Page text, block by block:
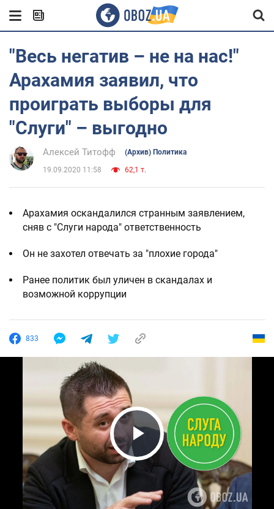
"Весь негатив – не на нас!"
Арахамия заявил, что
проиграть выборы для
"Слуги" – выгодно
Алексей Титофф (Архив) Политика
19.09.2020 11:58 62,1 т.
Арахамия оскандалился странным заявлением,
сняв с "Слуги народа" ответственность
Он не захотел отвечать за "плохие города"
Ранее политик был уличен в скандалах и
возможной коррупции
833
Play Video